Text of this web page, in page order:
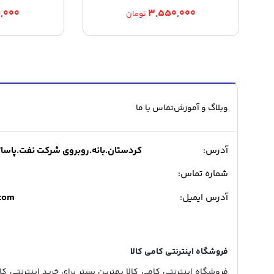
۳,۵۵۰,۰۰۰ تومان
وبلاگ و آموزشتماس با ما
آدرس:
کردستان.بانه.روبروی شرکت نفت.پاساژ
شماره تماس:
آدرس ایمیل:
فروشگاه اینترنتی کامی کالا